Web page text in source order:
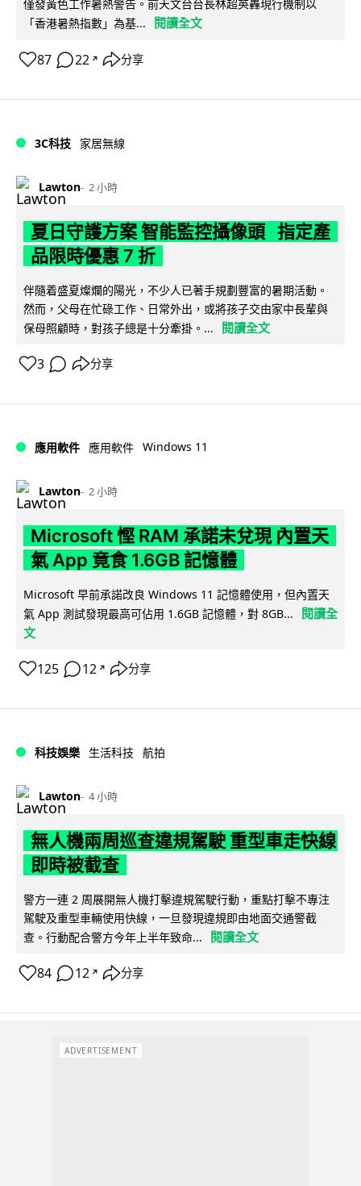
僅發黃色工作暑熱警告。前天文台台長林超英轟現行機制以
「香港暑熱指數」為基...
閱讀全文
87 22 ↗ 分享
3C科技 家居無線
Lawton 2 小時
夏日守護方案 智能監控攝像頭 指定產
品限時優惠 7 折
伴隨着盛夏燦爛的陽光，不少人已著手規劃豐富的暑期活動。
然而，父母在忙碌工作、日常外出，或將孩子交由家中長輩與
保母照顧時，對孩子總是十分牽掛。...
閱讀全文
3 分享
應用軟件 應用軟件 Windows 11
Lawton 2 小時
Microsoft 慳 RAM 承諾未兌現 內置天
氣 App 竟食 1.6GB 記憶體
Microsoft 早前承諾改良 Windows 11 記憶體使用，但內置天
氣 App 測試發現最高可佔用 1.6GB 記憶體，對 8GB...
閱讀全
文
125 12 ↗ 分享
科技娛樂 生活科技 航拍
Lawton 4 小時
無人機兩周巡查違規駕駛 重型車走快線
即時被截查
警方一連 2 周展開無人機打擊違規駕駛行動，重點打擊不專注
駕駛及重型車輛使用快線，一旦發現違規即由地面交通警截
查。行動配合警方今年上半年致命...
閱讀全文
84 12 ↗ 分享
ADVERTISEMENT